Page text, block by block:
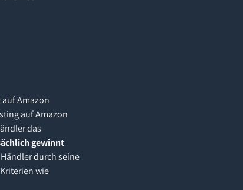
Amazon
auf Amazon
das
gewinnt
durch seine
wie